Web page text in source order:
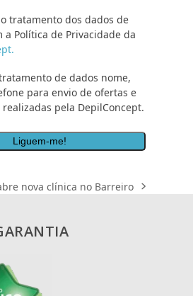
tratamento dos dados de
a Política de Privacidade da
de dados nome,
para envio de ofertas e
realizadas pela DepilConcept.
nova clínica no Barreiro